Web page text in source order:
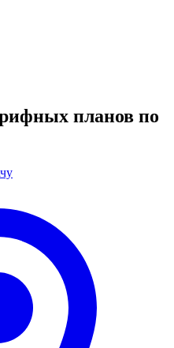
планов по